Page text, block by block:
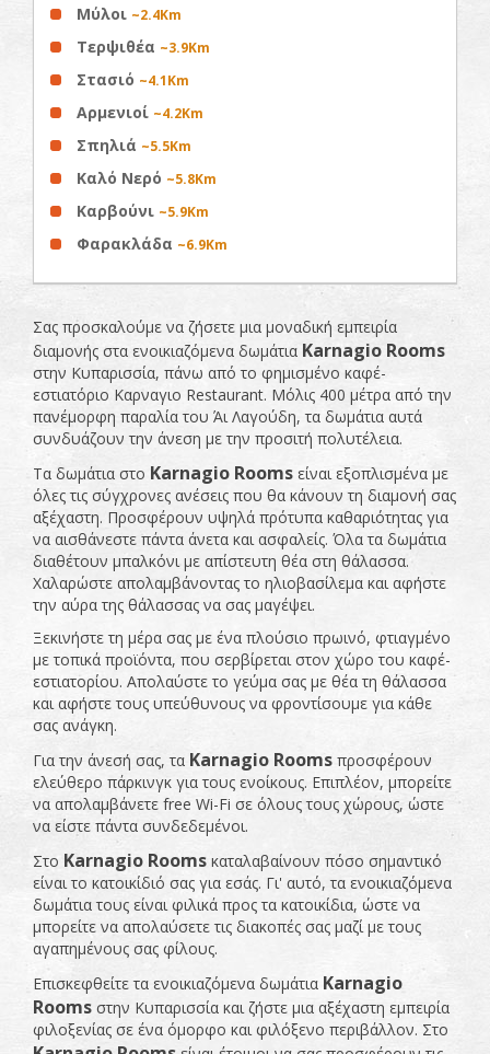
Μύλοι ~2.4Km
Τερψιθέα ~3.9Km
Στασιό ~4.1Km
Αρμενιοί ~4.2Km
Σπηλιά ~5.5Km
Καλό Νερό ~5.8Km
Καρβούνι ~5.9Km
Φαρακλάδα ~6.9Km
Σας προσκαλούμε να ζήσετε μια μοναδική εμπειρία
διαμονής στα ενοικιαζόμενα δωμάτια Karnagio Rooms
στην Κυπαρισσία, πάνω από το φημισμένο καφέ-
εστιατόριο Καρναγιο Restaurant. Μόλις 400 μέτρα από την
πανέμορφη παραλία του Άι Λαγούδη, τα δωμάτια αυτά
συνδυάζουν την άνεση με την προσιτή πολυτέλεια.
Τα δωμάτια στο Karnagio Rooms είναι εξοπλισμένα με
όλες τις σύγχρονες ανέσεις που θα κάνουν τη διαμονή σας
αξέχαστη. Προσφέρουν υψηλά πρότυπα καθαριότητας για
να αισθάνεστε πάντα άνετα και ασφαλείς. Όλα τα δωμάτια
διαθέτουν μπαλκόνι με απίστευτη θέα στη θάλασσα.
Χαλαρώστε απολαμβάνοντας το ηλιοβασίλεμα και αφήστε
την αύρα της θάλασσας να σας μαγέψει.
Ξεκινήστε τη μέρα σας με ένα πλούσιο πρωινό, φτιαγμένο
με τοπικά προϊόντα, που σερβίρεται στον χώρο του καφέ-
εστιατορίου. Απολαύστε το γεύμα σας με θέα τη θάλασσα
και αφήστε τους υπεύθυνους να φροντίσουμε για κάθε
σας ανάγκη.
Για την άνεσή σας, τα Karnagio Rooms προσφέρουν
ελεύθερο πάρκινγκ για τους ενοίκους. Επιπλέον, μπορείτε
να απολαμβάνετε free Wi-Fi σε όλους τους χώρους, ώστε
να είστε πάντα συνδεδεμένοι.
Στο Karnagio Rooms καταλαβαίνουν πόσο σημαντικό
είναι το κατοικίδιό σας για εσάς. Γι' αυτό, τα ενοικιαζόμενα
δωμάτια τους είναι φιλικά προς τα κατοικίδια, ώστε να
μπορείτε να απολαύσετε τις διακοπές σας μαζί με τους
αγαπημένους σας φίλους.
Επισκεφθείτε τα ενοικιαζόμενα δωμάτια Karnagio
Rooms στην Κυπαρισσία και ζήστε μια αξέχαστη εμπειρία
φιλοξενίας σε ένα όμορφο και φιλόξενο περιβάλλον. Στο